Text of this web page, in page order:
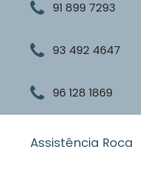
91 899 7293
93 492 4647
96 128 1869
Assistência Roca